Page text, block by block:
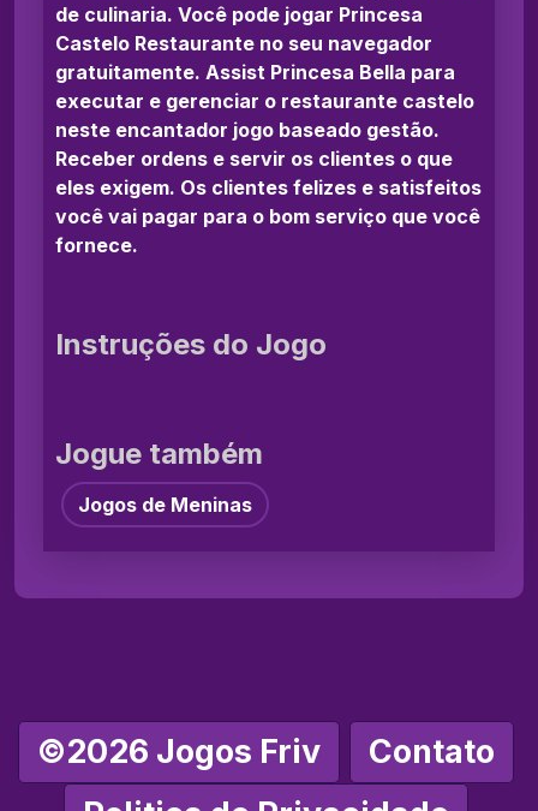
de culinaria. Você pode jogar Princesa
Castelo Restaurante no seu navegador
gratuitamente. Assist Princesa Bella para
executar e gerenciar o restaurante castelo
neste encantador jogo baseado gestão.
Receber ordens e servir os clientes o que
eles exigem. Os clientes felizes e satisfeitos
você vai pagar para o bom serviço que você
fornece.
Instruções do Jogo
Jogue também
Jogos de Meninas
©2026 Jogos Friv
Contato